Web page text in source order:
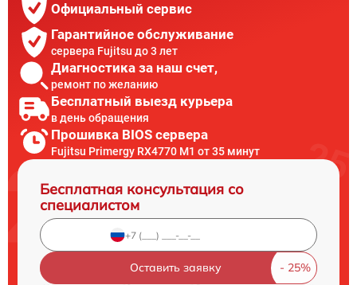
Официальный сервис
Гарантийное обслуживание
сервера Fujitsu до 3 лет
Диагностика за наш счет,
ремонт по желанию
Бесплатный выезд курьера
в день обращения
Прошивка BIOS сервера
Fujitsu Primergy RX4770 M1 от 35 минут
Бесплатная консультация со
специалистом
Оставить заявку